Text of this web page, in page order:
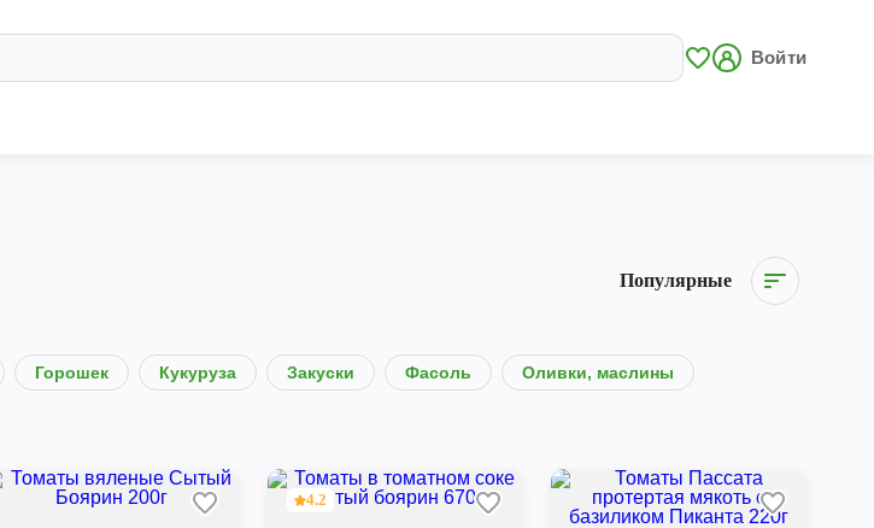
Войти
Популярные
Горошек Кукуруза Закуски Фасоль Оливки, маслины
4.2